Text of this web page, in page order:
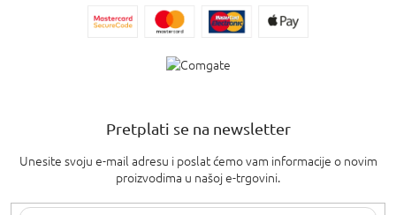
Pretplati se na newsletter
Unesite svoju e-mail adresu i poslat ćemo vam informacije o novim
proizvodima u našoj e-trgovini.